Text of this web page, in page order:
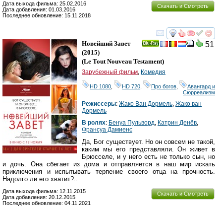
Скачать и Смотреть
Дата выхода фильма: 25.02.2016
Дата добавления: 01.03.2016
Последнее обновление: 15.11.2018
смотреть
51
Новейший Завет
(2015)
(Le Tout Nouveau Testament)
Зарубежный фильм, Комедия
HD 1080 HD 720 Про богов
Авангард и
Сюрреализм
Режиссеры: Жако Ван Дормель, Жако ван
Дормель
В ролях: Бенуа Пульворд, Катрин Денёв,
Франсуа Дамиенс
Да, Бог существует. Но он совсем не такой,
каким мы его представляли. Он живет в
Брюсселе, и у него есть не только сын, но
и дочь. Она сбегает из дома и отправляется в наш мир искать
приключения и испытывать терпение своего отца на прочность.
Надолго ли его хватит?..
Скачать и Смотреть
Дата выхода фильма: 12.11.2015
Дата добавления: 20.12.2015
Последнее обновление: 04.11.2021